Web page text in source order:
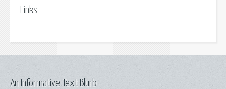
Links
An Informative Text Blurb